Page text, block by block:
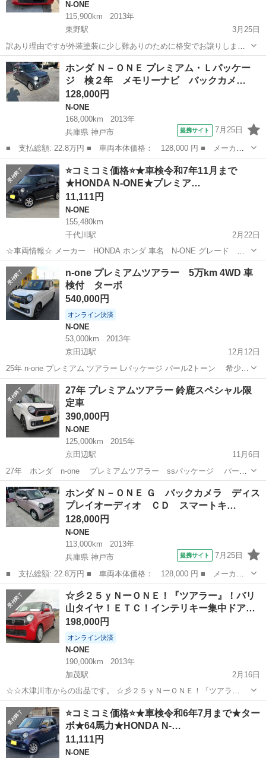
N-ONE
115,900km
2013年
東野駅
3月25日
訳あり理由ですが外装塗装に少し難ありのために格安でお譲りしま
す。 弊社引き取り後まだ名義変更を済ませていませんので、必要な書
類が届き次第に弊社に名義変更をしてからのお引き渡しになります。
現車確認、試乗は可能ですので...
京都 京都市 東野駅 車両
ホンダ Ｎ－ＯＮＥ プレミアム・Ｌパッケー
ジ 検２年 メモリーナビ バックカメ…
128,000円
N-ONE
168,000km
2013年
兵庫県 神戸市
提携サイト 7月25日
■ 支払総額: 22.8万円 ■ 車両本体価格： 128,000 円 ■ メーカー
名： ホンダ ■ 車種名： Ｎ－ＯＮＥ ■ グレード名： プレミア
ム・Ｌパッケージ 検２年 メモリーナビ バックカメラ ＥＴＣ
ワンセグ ス...
兵庫 神戸市
⭐️コミコミ価格⭐️★車検令和7年11月まで
★HONDA N-ONE★プレミア…
11,111円
N-ONE
155,480km
千代川駅
2月22日
☆車両情報☆ メーカー HONDA ホンダ 車名 N-ONE グレード
Premium Lパッケージ 車検 令和7年11月まで 走行距離 155480km
車体色 ブラック ミッション CVT オートマ ...
京都 亀岡市 千代川駅 N-ONE 車両
n-one プレミアムツアラー 5万km 4WD 車
検付 ターボ
540,000円
オンライン決済
N-ONE
53,000km
2013年
京田辺駅
12月12日
25年 n-one プレミアム ツアラー Lパッケージ パール2トーン 希少
4WD 前オーナー福岡 走行距離 53000km 車検8年6月 修復歴なし
メンテナンス状況も程度も良好 不具合なし 下回り塗装済 数少ない...
京都 京田辺市 京田辺駅 走行距離
27年 プレミアムツアラー 鈴鹿スペシャル限
定車
390,000円
N-ONE
125,000km
2015年
京田辺駅
11月6日
27年 ホンダ n-one プレミアムツアラー ssパッケージ パール
2トーン かなり希少な一台お探しの方是非 鈴鹿スペシャル 3500台
限定車 車検8年1月 125000km ss専用左右シートヒーター ss専用
4...
京都 京田辺市 京田辺駅 エンジン
ホンダ Ｎ－ＯＮＥ Ｇ バックカメラ ディス
プレイオーディオ ＣＤ スマートキ…
128,000円
N-ONE
113,000km
2013年
兵庫県 神戸市
提携サイト 7月25日
■ 支払総額: 22.8万円 ■ 車両本体価格： 128,000 円 ■ メーカー
名： ホンダ ■ 車種名： Ｎ－ＯＮＥ ■ グレード名： Ｇ バッ
クカメラ ディスプレイオーディオ ＣＤ スマートキー ■ 排気
量： 660...
兵庫 N-ONE
☆彡２５ｙＮーＯＮＥ！『ツアラー』！バリ
山タイヤ！ＥＴＣ！インテリキー集中ドア…
198,000円
オンライン決済
N-ONE
190,000km
2013年
加茂駅
2月16日
☆☆木津川市からの出品です。 ☆彡２５ｙＮーＯＮＥ！『ツアラ
ー』！バリ山タイヤ！ＥＴＣ！インテリキー集中ドア！プッシュスタ
ート実検令和８年４月！ ＠２５ｙＮーＯＮＥ！『ツアラー』です。エ
アコンは良く効き集中ドアですので便...
京都 木津川市 N-ONE ツアラー
⭐️コミコミ価格⭐️★車検令和6年7月まで★ター
ボ★64馬力★HONDA N-…
11,111円
N-ONE